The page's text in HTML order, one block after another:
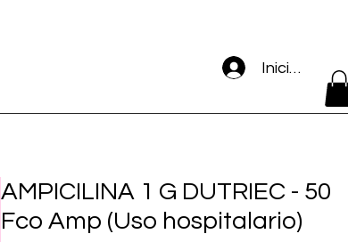
Iniciar sesión
AMPICILINA 1 G DUTRIEC - 50
Fco Amp (Uso hospitalario)